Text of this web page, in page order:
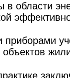
в области
объектов